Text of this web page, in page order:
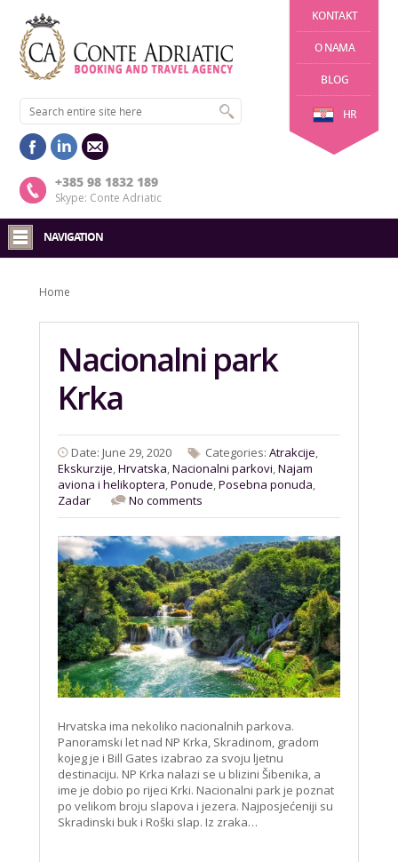
KONTAKT
O NAMA
BLOG
HR
+385 98 1832 189
Skype: Conte Adriatic
NAVIGATION
Home
Nacionalni park
Krka
Date: June 29, 2020 Categories: Atrakcije,
Ekskurzije,Hrvatska,Nacionalni parkovi,Najam
aviona i helikoptera,Ponude,Posebna ponuda,
Zadar
No comments
Hrvatska ima nekoliko nacionalnih parkova.
Panoramski let nad NP Krka, Skradinom, gradom
kojeg je i Bill Gates izabrao za svoju ljetnu
destinaciju. NP Krka nalazi se u blizini Šibenika, a
ime je dobio po rijeci Krki. Nacionalni park je poznat
po velikom broju slapova i jezera. Najposjećeniji su
Skradinski buk i Roški slap. Iz zraka…